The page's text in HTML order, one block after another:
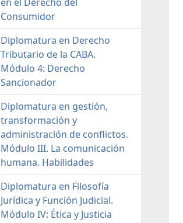
Consumidor
Diplomatura en Derecho
Tributario de la CABA.
Módulo 4: Derecho
Sancionador
Diplomatura en gestión,
transformación y
administración de conflictos.
Módulo III. La comunicación
humana. Habilidades
Diplomatura en Filosofía
Jurídica y Función Judicial.
Módulo IV: Ética y Justicia